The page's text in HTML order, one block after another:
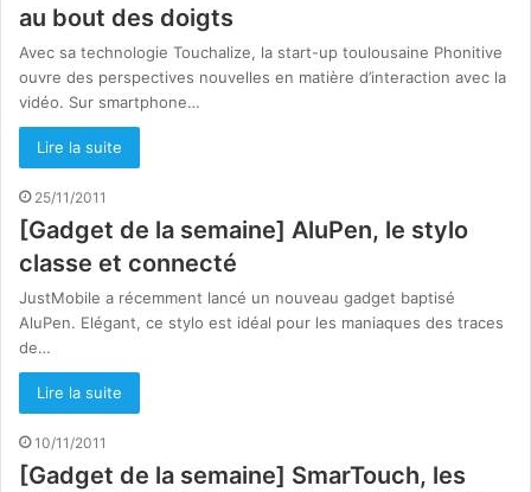
au bout des doigts
Avec sa technologie Touchalize, la start-up toulousaine Phonitive
ouvre des perspectives nouvelles en matière d’interaction avec la
vidéo. Sur smartphone…
Lire la suite
25/11/2011
[Gadget de la semaine] AluPen, le stylo
classe et connecté
JustMobile a récemment lancé un nouveau gadget baptisé
AluPen. Elégant, ce stylo est idéal pour les maniaques des traces
de…
Lire la suite
10/11/2011
[Gadget de la semaine] SmarTouch, les